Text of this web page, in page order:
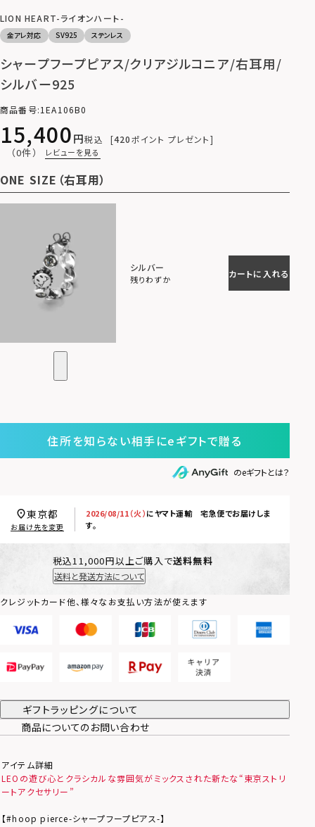
LION HEART-ライオンハート-
金アレ対応 SV925 ステンレス
シャープフープピアス/クリアジルコニア/右耳用/
シルバー925
商品番号 1EA106B0
15,400 税込 420ポイント プレゼント
（0件） レビューを見る
ONE SIZE（右耳用）
シルバー
残りわずか
カートに入れる
住所を知らない相手にeギフトで贈る
のeギフトとは？
2026/08/11（火）にヤマト運輸 宅急便でお届けしま
す。
東京都
お届け先を変更
税込11,000円以上ご購入で送料無料
送料と発送方法について
クレジットカード他、様々なお支払い方法が使えます
ギフトラッピングについて
商品についてのお問い合わせ
アイテム詳細
LEOの遊び心とクラシカルな雰囲気がミックスされた新たな“東京ストリ
ートアクセサリー”
【#hoop pierce-シャープフープピアス-】